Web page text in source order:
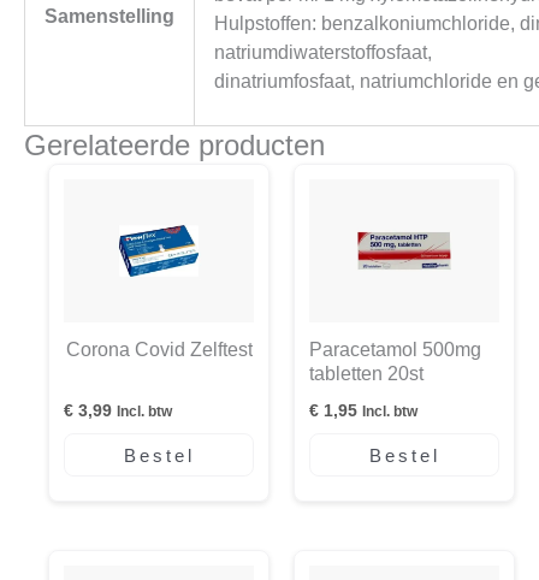
Samenstelling
Hulpstoffen: benzalkoniumchloride,
natriumdiwaterstoffosfaat,
dinatriumfosfaat, natriumchloride en
Gerelateerde producten
Corona Covid Zelftest
€ 3,99 Incl. btw
Bestel
Paracetamol 500mg
tabletten 20st
€ 1,95 Incl. btw
Bestel